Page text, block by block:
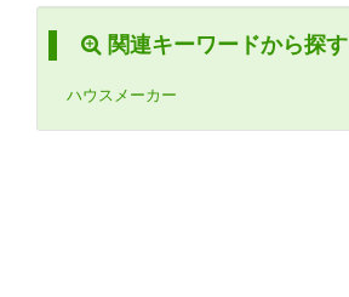
関連キーワードから探す
ハウスメーカー